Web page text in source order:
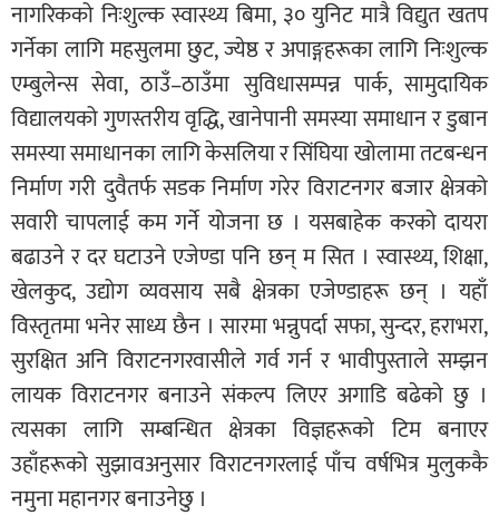
नागरिकको निःशुल्क स्वास्थ्य बिमा, ३० युनिट मात्रै विद्युत खतप
गर्नेका लागि महसुलमा छुट, ज्येष्ठ र अपाङ्गहरूका लागि निःशुल्क
एम्बुलेन्स सेवा, ठाउँ–ठाउँमा सुविधासम्पन्न पार्क, सामुदायिक
विद्यालयको गुणस्तरीय वृद्धि, खानेपानी समस्या समाधान र डुबान
समस्या समाधानका लागि केसलिया र सिंघिया खोलामा तटबन्धन
निर्माण गरी दुवैतर्फ सडक निर्माण गरेर विराटनगर बजार क्षेत्रको
सवारी चापलाई कम गर्ने योजना छ । यसबाहेक करको दायरा
बढाउने र दर घटाउने एजेण्डा पनि छन् म सित । स्वास्थ्य, शिक्षा,
खेलकुद, उद्योग व्यवसाय सबै क्षेत्रका एजेण्डाहरू छन् । यहाँ
विस्तृतमा भनेर साध्य छैन । सारमा भन्नुपर्दा सफा, सुन्दर, हराभरा,
सुरक्षित अनि विराटनगरवासीले गर्व गर्न र भावीपुस्ताले सम्झन
लायक विराटनगर बनाउने संकल्प लिएर अगाडि बढेको छु ।
त्यसका लागि सम्बन्धित क्षेत्रका विज्ञहरूको टिम बनाएर
उहाँहरूको सुझावअनुसार विराटनगरलाई पाँच वर्षभित्र मुलुककै
नमुना महानगर बनाउनेछु ।